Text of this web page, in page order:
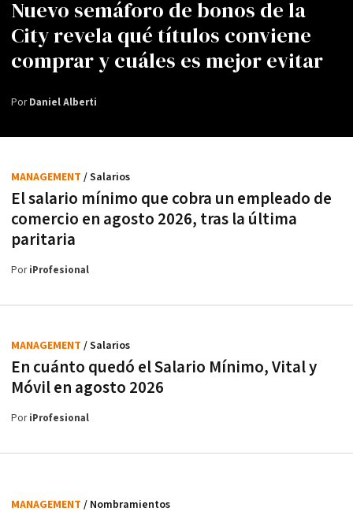
Nuevo semáforo de bonos de la
City revela qué títulos conviene
comprar y cuáles es mejor evitar
PorDaniel Alberti
El salario mínimo que cobra un empleado de
comercio en agosto 2026, tras la última
paritaria
MANAGEMENT / Salarios
PoriProfesional
En cuánto quedó el Salario Mínimo, Vital y
Móvil en agosto 2026
MANAGEMENT / Salarios
PoriProfesional
MANAGEMENT / Nombramientos